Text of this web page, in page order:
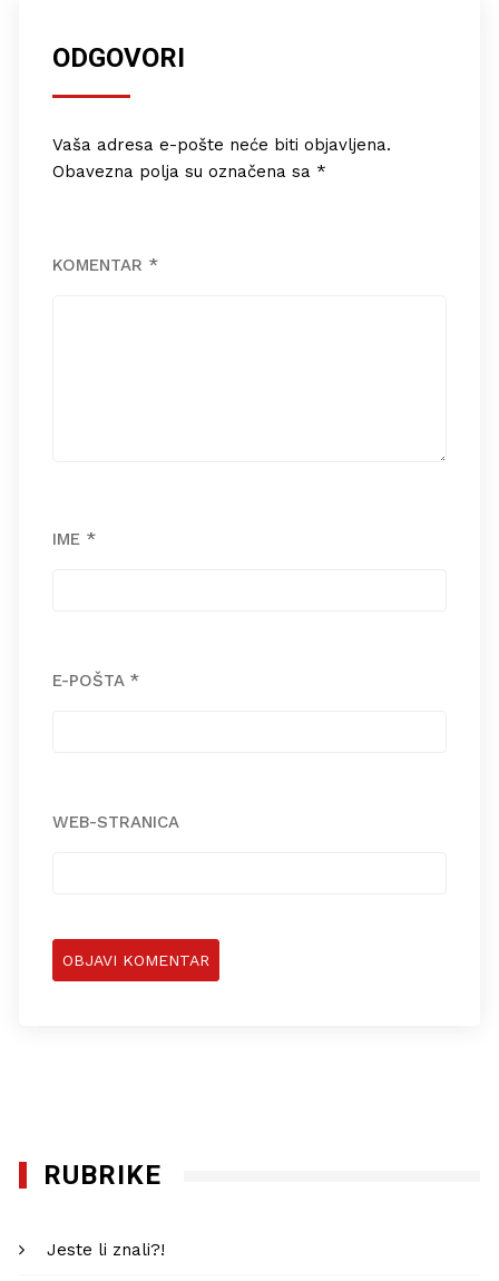
ODGOVORI
Vaša adresa e-pošte neće biti objavljena.
Obavezna polja su označena sa *
KOMENTAR *
IME *
E-POŠTA *
WEB-STRANICA
RUBRIKE
Jeste li znali?!